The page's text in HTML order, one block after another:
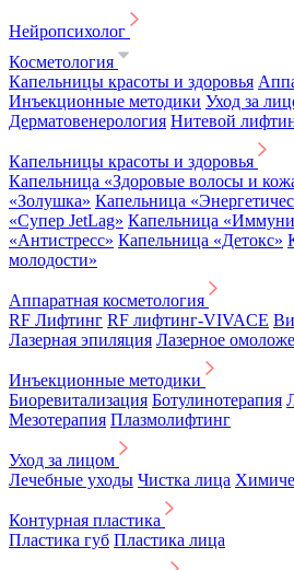
Нейропсихолог
Косметология
Капельницы красоты и здоровья
Инъекционные методики Уход за
Дерматовенерология Нитевой
Капельницы красоты и здоровья
Капельница «Здоровые волосы и
«Золушка» Капельница
«Супер JetLag» Капельница
«Антистресс» Капельница «Детокс»
молодости»
Аппаратная косметология
RF Лифтинг RF лифтинг-VIVACE
Лазерная эпиляция Лазерное
Инъекционные методики
Биоревитализация Ботулинотерапия
Мезотерапия Плазмолифтинг
Уход за лицом
Лечебные уходы Чистка лица
Контурная пластика
Пластика губ Пластика лица